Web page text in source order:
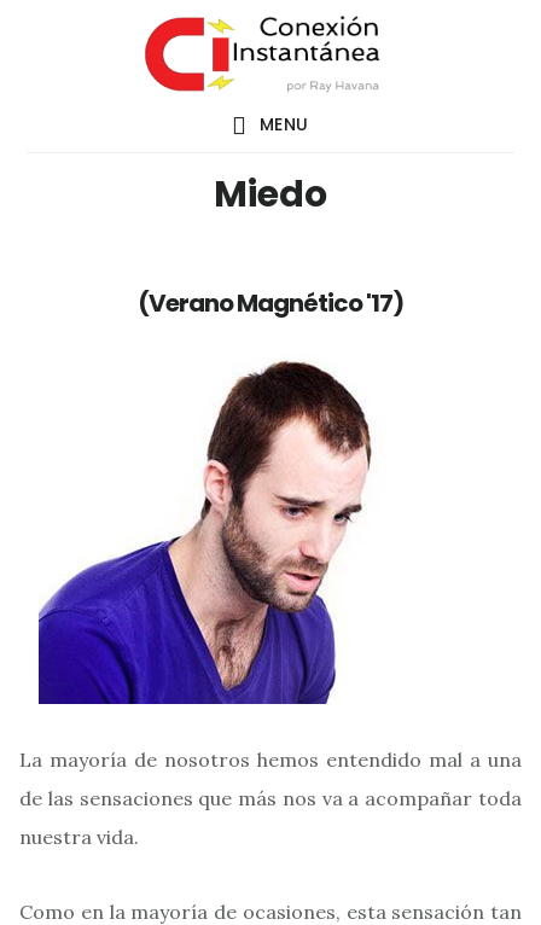
MENU
Miedo
(Verano Magnético '17)
La mayoría de nosotros hemos entendido mal a una
de las sensaciones que más nos va a acompañar toda
nuestra vida.
Como en la mayoría de ocasiones, esta sensación tan